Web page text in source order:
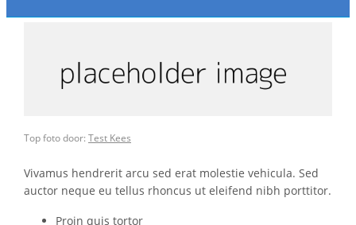
Top foto door: Test Kees
Vivamus hendrerit arcu sed erat molestie vehicula. Sed
auctor neque eu tellus rhoncus ut eleifend nibh porttitor.
Proin quis tortor